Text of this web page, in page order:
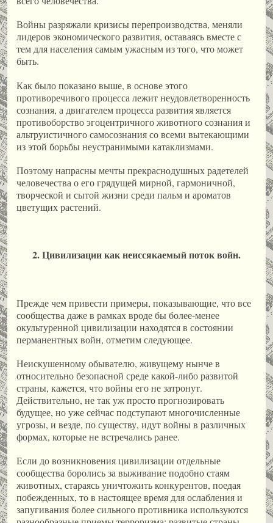
Войны разряжали кризисы перепроизводства, меняли
лидеров экономического развития, оставаясь вместе с
тем для населения самым ужасным из того, что может
быть.
Как было показано выше, в основе этого
противоречивого процесса лежит неудовлетворенность
сознания, а двигателем процесса развития является
противоборство эгоцентричного животного сознания и
альтруистичного самосознания со всеми вытекающими
из этой борьбы неустранимыми катаклизмами.
Поэтому напрасны мечты прекраснодушных радетелей
человечества о его грядущей мирной, гармоничной,
творческой и сытой жизни среди пальм и ароматов
цветущих растений.
2. Цивилизации как неиссякаемый поток войн.
Прежде чем привести примеры, показывающие, что все
сообщества даже в рамках вроде бы более-менее
окультуренной цивилизации находятся в состоянии
перманентных войн, отметим следующее.
Неискушенному обывателю, живущему нынче в
относительно безопасной среде какой-либо развитой
страны, кажется, что войны его не затронут.
Действительно, не так уж просто прогнозировать
будущее, но уже сейчас подступают многочисленные
угрозы, и везде, по существу, идут войны в различных
формах, которые не встречались ранее.
Если до возникновения цивилизации отдельные
сообщества боролись за выживание подобно стаям
животных, стараясь уничтожить конкурентов, поедая
побежденных, то в настоящее время для ослабления и
запугивания более сильного противника используются